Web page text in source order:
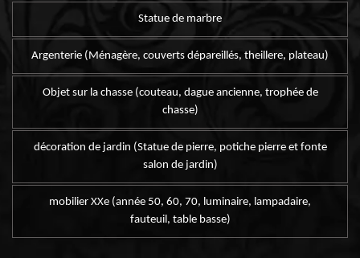
Statue de marbre
Argenterie (Ménagère, couverts dépareillés, theillere, plateau)
Objet sur la chasse (couteau, dague ancienne, trophée de
chasse)
décoration de jardin (Statue de pierre, potiche pierre et fonte
salon de jardin)
mobilier XXe (année 50, 60, 70, luminaire, lampadaire,
fauteuil, table basse)